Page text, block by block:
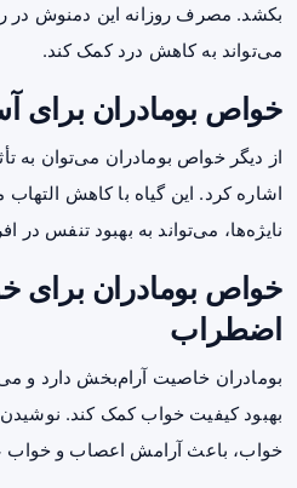
بکشد. مصرف روزانه این دمنوش در
می‌تواند به کاهش درد کمک کند.
خواص بومادران برای
از دیگر خواص بومادران می‌توان به
اشاره کرد. این گیاه با کاهش
نایژه‌ها، می‌تواند به بهبود تنفس در
خواص بومادران برای
اضطراب
بومادران خاصیت آرام‌بخش دارد و
بهبود کیفیت خواب کمک کند. نوشیدن
خواب، باعث آرامش اعصاب و